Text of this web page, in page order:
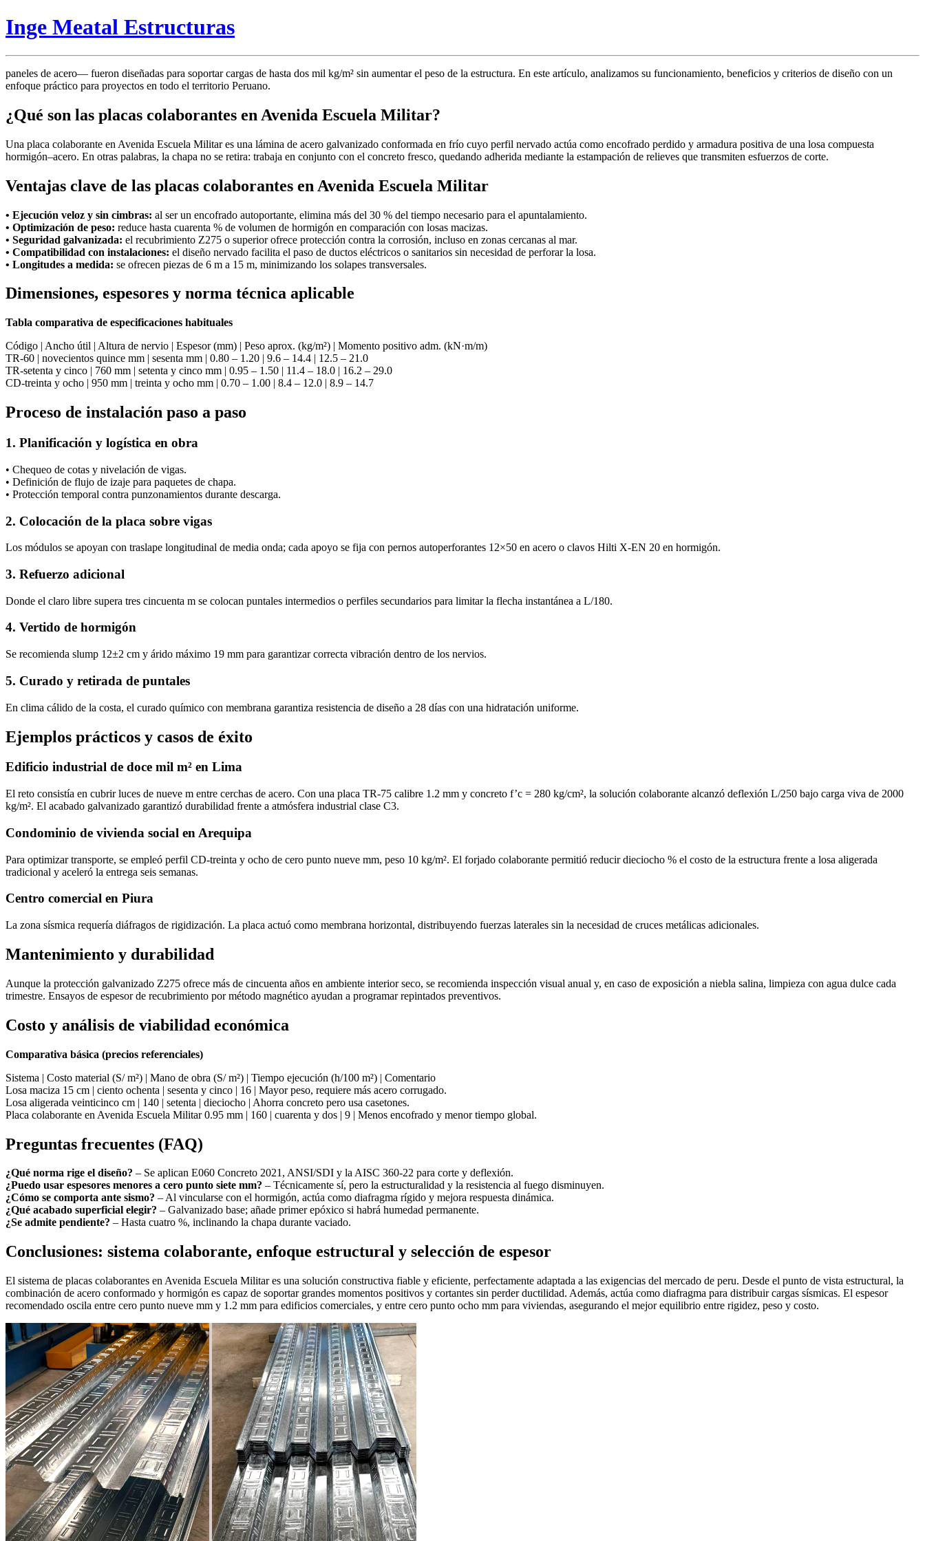
Inge Meatal Estructuras
paneles de acero— fueron diseñadas para soportar cargas de hasta dos mil kg/m² sin aumentar el peso de la estructura. En este artículo, analizamos su funcionamiento, beneficios y criterios de diseño con un
enfoque práctico para proyectos en todo el territorio Peruano.
¿Qué son las placas colaborantes en Avenida Escuela Militar?
Una placa colaborante en Avenida Escuela Militar es una lámina de acero galvanizado conformada en frío cuyo perfil nervado actúa como encofrado perdido y armadura positiva de una losa compuesta
hormigón–acero. En otras palabras, la chapa no se retira: trabaja en conjunto con el concreto fresco, quedando adherida mediante la estampación de relieves que transmiten esfuerzos de corte.
Ventajas clave de las placas colaborantes en Avenida Escuela Militar
• Ejecución veloz y sin cimbras: al ser un encofrado autoportante, elimina más del 30 % del tiempo necesario para el apuntalamiento.
• Optimización de peso: reduce hasta cuarenta % de volumen de hormigón en comparación con losas macizas.
• Seguridad galvanizada: el recubrimiento Z275 o superior ofrece protección contra la corrosión, incluso en zonas cercanas al mar.
• Compatibilidad con instalaciones: el diseño nervado facilita el paso de ductos eléctricos o sanitarios sin necesidad de perforar la losa.
• Longitudes a medida: se ofrecen piezas de 6 m a 15 m, minimizando los solapes transversales.
Dimensiones, espesores y norma técnica aplicable
Tabla comparativa de especificaciones habituales
Código | Ancho útil | Altura de nervio | Espesor (mm) | Peso aprox. (kg/m²) | Momento positivo adm. (kN·m/m)
TR-60 | novecientos quince mm | sesenta mm | 0.80 – 1.20 | 9.6 – 14.4 | 12.5 – 21.0
TR-setenta y cinco | 760 mm | setenta y cinco mm | 0.95 – 1.50 | 11.4 – 18.0 | 16.2 – 29.0
CD-treinta y ocho | 950 mm | treinta y ocho mm | 0.70 – 1.00 | 8.4 – 12.0 | 8.9 – 14.7
Proceso de instalación paso a paso
1. Planificación y logística en obra
• Chequeo de cotas y nivelación de vigas.
• Definición de flujo de izaje para paquetes de chapa.
• Protección temporal contra punzonamientos durante descarga.
2. Colocación de la placa sobre vigas
Los módulos se apoyan con traslape longitudinal de media onda; cada apoyo se fija con pernos autoperforantes 12×50 en acero o clavos Hilti X‑EN 20 en hormigón.
3. Refuerzo adicional
Donde el claro libre supera tres cincuenta m se colocan puntales intermedios o perfiles secundarios para limitar la flecha instantánea a L/180.
4. Vertido de hormigón
Se recomienda slump 12±2 cm y árido máximo 19 mm para garantizar correcta vibración dentro de los nervios.
5. Curado y retirada de puntales
En clima cálido de la costa, el curado químico con membrana garantiza resistencia de diseño a 28 días con una hidratación uniforme.
Ejemplos prácticos y casos de éxito
Edificio industrial de doce mil m² en Lima
El reto consistía en cubrir luces de nueve m entre cerchas de acero. Con una placa TR‑75 calibre 1.2 mm y concreto f’c = 280 kg/cm², la solución colaborante alcanzó deflexión L/250 bajo carga viva de 2000
kg/m². El acabado galvanizado garantizó durabilidad frente a atmósfera industrial clase C3.
Condominio de vivienda social en Arequipa
Para optimizar transporte, se empleó perfil CD‑treinta y ocho de cero punto nueve mm, peso 10 kg/m². El forjado colaborante permitió reducir dieciocho % el costo de la estructura frente a losa aligerada
tradicional y aceleró la entrega seis semanas.
Centro comercial en Piura
La zona sísmica requería diáfragos de rigidización. La placa actuó como membrana horizontal, distribuyendo fuerzas laterales sin la necesidad de cruces metálicas adicionales.
Mantenimiento y durabilidad
Aunque la protección galvanizado Z275 ofrece más de cincuenta años en ambiente interior seco, se recomienda inspección visual anual y, en caso de exposición a niebla salina, limpieza con agua dulce cada
trimestre. Ensayos de espesor de recubrimiento por método magnético ayudan a programar repintados preventivos.
Costo y análisis de viabilidad económica
Comparativa básica (precios referenciales)
Sistema | Costo material (S/ m²) | Mano de obra (S/ m²) | Tiempo ejecución (h/100 m²) | Comentario
Losa maciza 15 cm | ciento ochenta | sesenta y cinco | 16 | Mayor peso, requiere más acero corrugado.
Losa aligerada veinticinco cm | 140 | setenta | dieciocho | Ahorra concreto pero usa casetones.
Placa colaborante en Avenida Escuela Militar 0.95 mm | 160 | cuarenta y dos | 9 | Menos encofrado y menor tiempo global.
Preguntas frecuentes (FAQ)
¿Qué norma rige el diseño? – Se aplican E060 Concreto 2021, ANSI/SDI y la AISC 360‑22 para corte y deflexión.
¿Puedo usar espesores menores a cero punto siete mm? – Técnicamente sí, pero la estructuralidad y la resistencia al fuego disminuyen.
¿Cómo se comporta ante sismo? – Al vincularse con el hormigón, actúa como diafragma rígido y mejora respuesta dinámica.
¿Qué acabado superficial elegir? – Galvanizado base; añade primer epóxico si habrá humedad permanente.
¿Se admite pendiente? – Hasta cuatro %, inclinando la chapa durante vaciado.
Conclusiones: sistema colaborante, enfoque estructural y selección de espesor
El sistema de placas colaborantes en Avenida Escuela Militar es una solución constructiva fiable y eficiente, perfectamente adaptada a las exigencias del mercado de peru. Desde el punto de vista estructural, la
combinación de acero conformado y hormigón es capaz de soportar grandes momentos positivos y cortantes sin perder ductilidad. Además, actúa como diafragma para distribuir cargas sísmicas. El espesor
recomendado oscila entre cero punto nueve mm y 1.2 mm para edificios comerciales, y entre cero punto ocho mm para viviendas, asegurando el mejor equilibrio entre rigidez, peso y costo.